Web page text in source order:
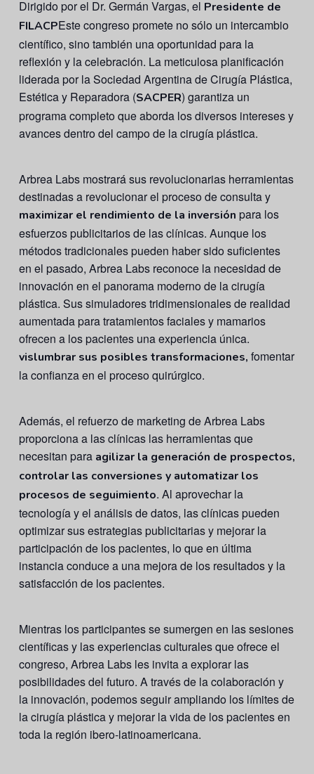
Dirigido por el Dr. Germán Vargas, el Presidente de
FILACPEste congreso promete no sólo un intercambio
científico, sino también una oportunidad para la
reflexión y la celebración. La meticulosa planificación
liderada por la Sociedad Argentina de Cirugía Plástica,
Estética y Reparadora (SACPER) garantiza un
programa completo que aborda los diversos intereses y
avances dentro del campo de la cirugía plástica.
Arbrea Labs mostrará sus revolucionarias herramientas
destinadas a revolucionar el proceso de consulta y
maximizar el rendimiento de la inversión para los
esfuerzos publicitarios de las clínicas. Aunque los
métodos tradicionales pueden haber sido suficientes
en el pasado, Arbrea Labs reconoce la necesidad de
innovación en el panorama moderno de la cirugía
plástica. Sus simuladores tridimensionales de realidad
aumentada para tratamientos faciales y mamarios
ofrecen a los pacientes una experiencia única.
vislumbrar sus posibles transformaciones, fomentar
la confianza en el proceso quirúrgico.
Además, el refuerzo de marketing de Arbrea Labs
proporciona a las clínicas las herramientas que
necesitan para agilizar la generación de prospectos,
controlar las conversiones y automatizar los
procesos de seguimiento. Al aprovechar la
tecnología y el análisis de datos, las clínicas pueden
optimizar sus estrategias publicitarias y mejorar la
participación de los pacientes, lo que en última
instancia conduce a una mejora de los resultados y la
satisfacción de los pacientes.
Mientras los participantes se sumergen en las sesiones
científicas y las experiencias culturales que ofrece el
congreso, Arbrea Labs les invita a explorar las
posibilidades del futuro. A través de la colaboración y
la innovación, podemos seguir ampliando los límites de
la cirugía plástica y mejorar la vida de los pacientes en
toda la región ibero-latinoamericana.